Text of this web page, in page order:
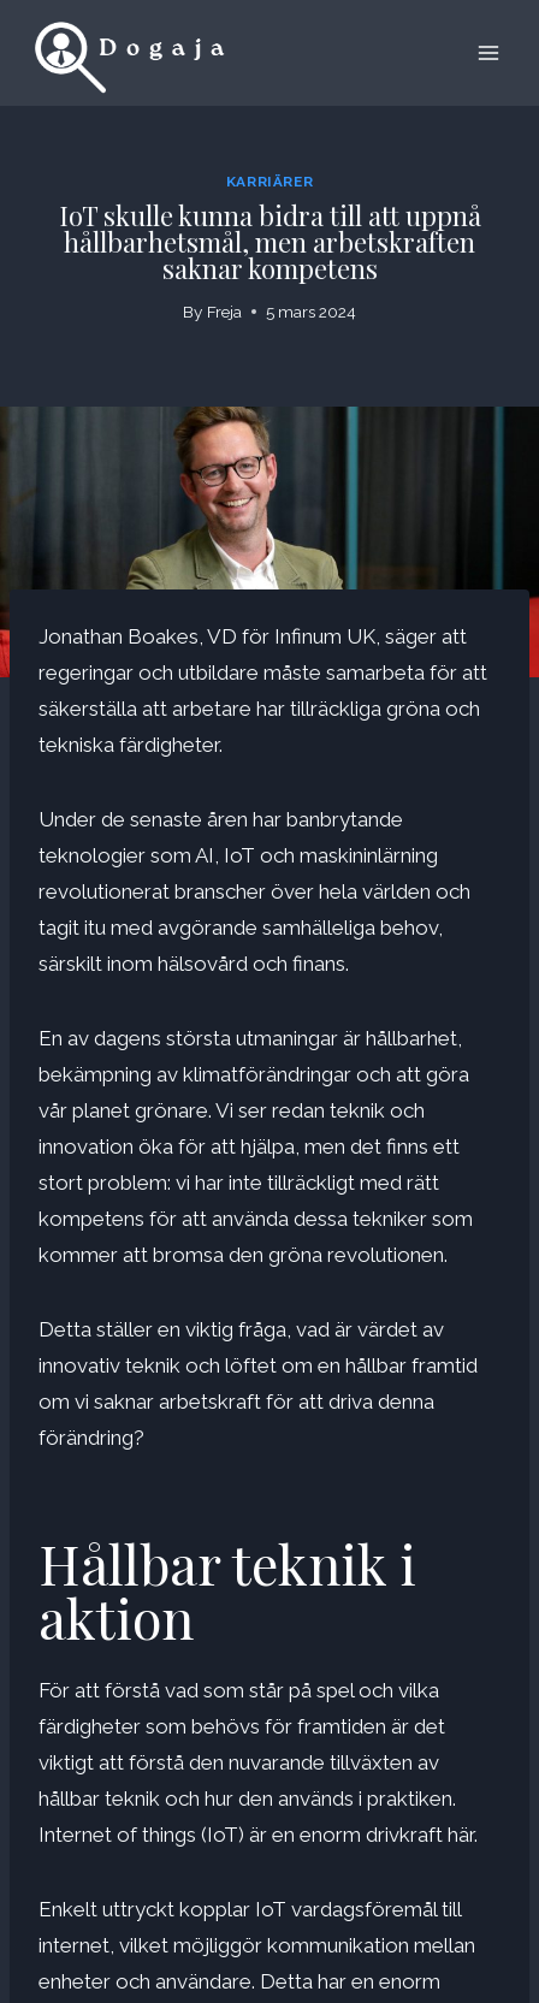
KARRIÄRER
IoT skulle kunna bidra till att uppnå
hållbarhetsmål, men arbetskraften
saknar kompetens
By Freja 5 mars 2024
Jonathan Boakes, VD för Infinum UK, säger att
regeringar och utbildare måste samarbeta för att
säkerställa att arbetare har tillräckliga gröna och
tekniska färdigheter.
Under de senaste åren har banbrytande
teknologier som AI, IoT och maskininlärning
revolutionerat branscher över hela världen och
tagit itu med avgörande samhälleliga behov,
särskilt inom hälsovård och finans.
En av dagens största utmaningar är hållbarhet,
bekämpning av klimatförändringar och att göra
vår planet grönare. Vi ser redan teknik och
innovation öka för att hjälpa, men det finns ett
stort problem: vi har inte tillräckligt med rätt
kompetens för att använda dessa tekniker som
kommer att bromsa den gröna revolutionen.
Detta ställer en viktig fråga, vad är värdet av
innovativ teknik och löftet om en hållbar framtid
om vi saknar arbetskraft för att driva denna
förändring?
Hållbar teknik i
aktion
För att förstå vad som står på spel och vilka
färdigheter som behövs för framtiden är det
viktigt att förstå den nuvarande tillväxten av
hållbar teknik och hur den används i praktiken.
Internet of things (IoT) är en enorm drivkraft här.
Enkelt uttryckt kopplar IoT vardagsföremål till
internet, vilket möjliggör kommunikation mellan
enheter och användare. Detta har en enorm